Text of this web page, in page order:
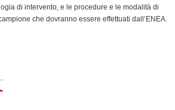
di intervento, e le procedure e le modalità di
che dovranno essere effettuati dall’ENEA.